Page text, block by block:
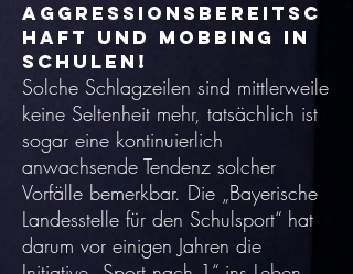
Aggressionsbereitsc
haft und Mobbing in
Schulen!
Solche Schlagzeilen sind mittlerweile
keine Seltenheit mehr, tatsächlich ist
sogar eine kontinuierlich
anwachsende Tendenz solcher
Vorfälle bemerkbar. Die „Bayerische
Landesstelle für den Schulsport“ hat
darum vor einigen Jahren die